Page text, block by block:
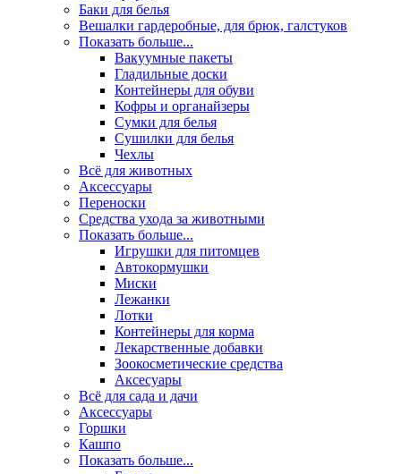
Баки для белья
Вешалки гардеробные, для брюк, галстуков
Показать больше...
Вакуумные пакеты
Гладильные доски
Контейнеры для обуви
Кофры и органайзеры
Сумки для белья
Сушилки для белья
Чехлы
Всё для животных
Аксесcуары
Переноски
Средства ухода за животными
Показать больше...
Игрушки для питомцев
Автокормушки
Миски
Лежанки
Лотки
Контейнеры для корма
Лекарственные добавки
Зоокосметические средства
Аксесуары
Всё для сада и дачи
Аксессуары
Горшки
Кашпо
Показать больше...